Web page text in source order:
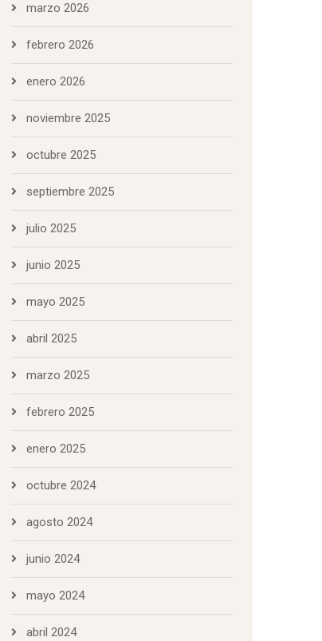
marzo 2026
febrero 2026
enero 2026
noviembre 2025
octubre 2025
septiembre 2025
julio 2025
junio 2025
mayo 2025
abril 2025
marzo 2025
febrero 2025
enero 2025
octubre 2024
agosto 2024
junio 2024
mayo 2024
abril 2024